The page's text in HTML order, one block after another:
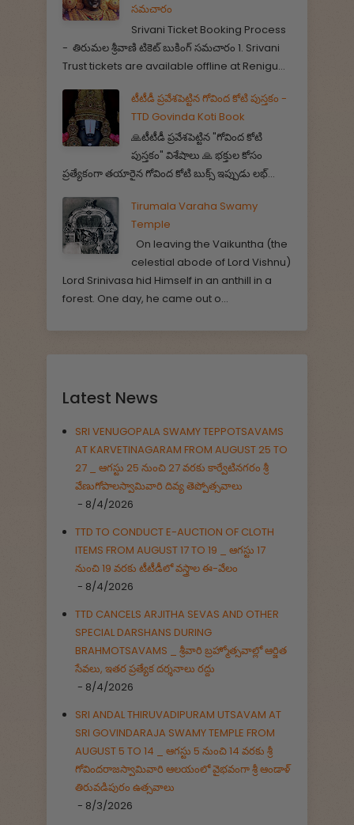
సమచారం
Srivani Ticket Booking Process
- తిరుమల శ్రీవాణి టికెట్ బుకింగ్ సమచారం 1. Srivani
Trust tickets are available offline at Renigu...
టీటీడీ ప్రవేశపెట్టిన గోవింద కోటి పుస్తకం -
TTD Govinda Koti Book
🙏టీటీడీ ప్రవేశపెట్టిన "గోవింద కోటి
పుస్తకం" విశేషాలు 🙏 భక్తుల కోసం
ప్రత్యేకంగా తయారైన గోవింద కోటి బుక్స్ ఇప్పుడు లభ్...
Tirumala Varaha Swamy
Temple
On leaving the Vaikuntha (the
celestial abode of Lord Vishnu)
Lord Srinivasa hid Himself in an anthill in a
forest. One day, he came out o...
Latest News
SRI VENUGOPALA SWAMY TEPPOTSAVAMS
AT KARVETINAGARAM FROM AUGUST 25 TO
27 _ ఆగస్టు 25 నుంచి 27 వరకు కార్వేటినగరం శ్రీ
వేణుగోపాలస్వామివారి దివ్య తెప్పోత్సవాలు
- 8/4/2026
TTD TO CONDUCT E-AUCTION OF CLOTH
ITEMS FROM AUGUST 17 TO 19 _ ఆగస్టు 17
నుంచి 19 వరకు టీటీడీలో వస్త్రాల ఈ-వేలం
- 8/4/2026
TTD CANCELS ARJITHA SEVAS AND OTHER
SPECIAL DARSHANS DURING
BRAHMOTSAVAMS _ శ్రీవారి బ్రహ్మోత్సవాల్లో ఆర్జిత
సేవలు, ఇతర ప్రత్యేక దర్శనాలు రద్దు
- 8/4/2026
SRI ANDAL THIRUVADIPURAM UTSAVAM AT
SRI GOVINDARAJA SWAMY TEMPLE FROM
AUGUST 5 TO 14 _ ఆగస్టు 5 నుంచి 14 వరకు శ్రీ
గోవిందరాజస్వామివారి ఆలయంలో వైభవంగా శ్రీ ఆండాళ్
తిరువడిపురం ఉత్సవాలు
- 8/3/2026